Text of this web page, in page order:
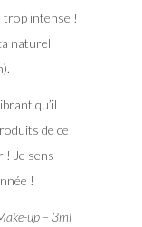
trop intense !
naturel
qu’il
de ce
! Je sens
!
up – 3ml